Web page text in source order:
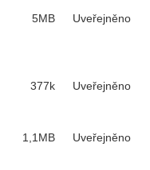
5MB Uveřejněno
377k Uveřejněno
1,1MB Uveřejněno